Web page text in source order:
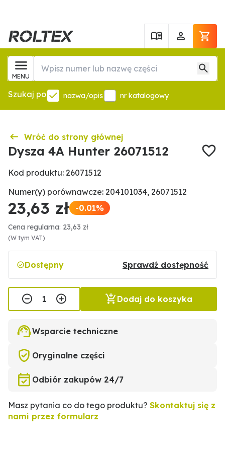
MENU
Szukaj po nazwa/opis nr katalogowy
Wróć do strony głównej
Dysza 4A Hunter 26071512
Kod produktu: 26071512
Numer(y) porównawcze: 204101034, 26071512
23,63 zł -0.01%
Cena regularna: 23,63 zł
(W tym VAT)
Dostępny Sprawdź dostępność
Dodaj do koszyka
Wsparcie techniczne
Oryginalne części
Odbiór zakupów 24/7
Masz pytania co do tego produktu? Skontaktuj się z
nami przez formularz